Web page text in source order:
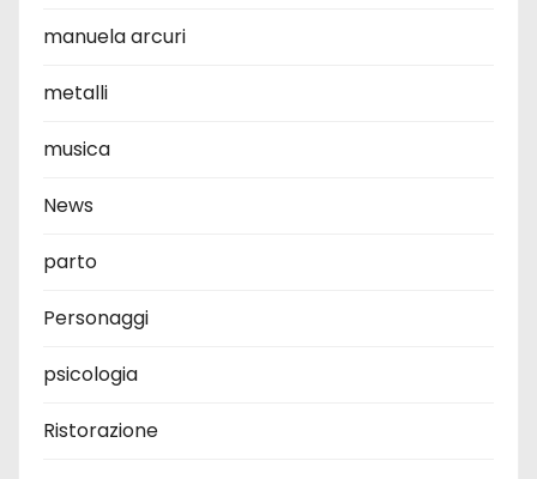
manuela arcuri
metalli
musica
News
parto
Personaggi
psicologia
Ristorazione